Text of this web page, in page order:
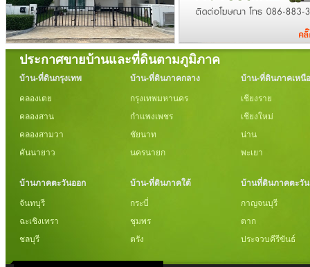
ประกาศขายบ้านและที่ดินตามภูมิภาค
บ้าน-ที่ดินกรุงเทพ
คลองเตย
คลองสาน
คลองสามวา
คันนายาว
บ้านภาคตะวันออก
จันทบุรี
ฉะเชิงเทรา
ชลบุรี
บ้าน-ที่ดินภาคกลาง
กรุงเทพมหานคร
กำแพงเพชร
ชัยนาท
นครนายก
บ้าน-ที่ดินภาคใต้
กระบี่
ชุมพร
ตรัง
บ้าน-ที่ดินภาคเหนือ
เชียงราย
เชียงใหม่
น่าน
พะเยา
บ้านที่ดินภาคตะวั
กาญจนบุรี
ตาก
ประจวบคีรีขันธ์